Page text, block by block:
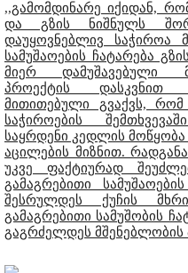
,,გამომდინარე იქიდან,
და გზის ნიშნულს
დაუყოვნებლივ საჭიროა
სამუშაოების ჩატარება
მიერ დამუშავებული
პროექტის დასკვნით
მითითებული გვაქვს,
საჭიროების
საყრდენი კედლის
აცილების მიზნით.
უკვე ფაქტიურად
გამაგრებითი
შესრულდეს ქუჩის
გამაგრებითი სამუშობის
გაგრძელდეს მშენებლობის